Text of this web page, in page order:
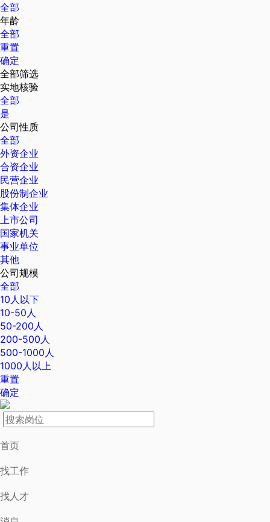
全部
年龄
全部
重置
确定
全部筛选
实地核验
全部
是
公司性质
全部
外资企业
合资企业
民营企业
股份制企业
集体企业
上市公司
国家机关
事业单位
其他
公司规模
全部
10人以下
10-50人
50-200人
200-500人
500-1000人
1000人以上
重置
确定
首页
找工作
找人才